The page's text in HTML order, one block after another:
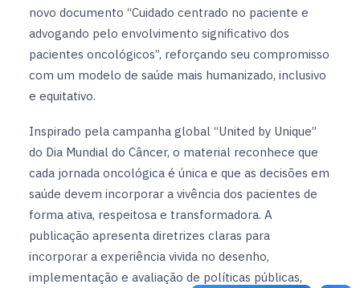
novo documento “Cuidado centrado no paciente e
advogando pelo envolvimento significativo dos
pacientes oncológicos”, reforçando seu compromisso
com um modelo de saúde mais humanizado, inclusivo
e equitativo.
Inspirado pela campanha global “United by Unique”
do Dia Mundial do Câncer, o material reconhece que
cada jornada oncológica é única e que as decisões em
saúde devem incorporar a vivência dos pacientes de
forma ativa, respeitosa e transformadora. A
publicação apresenta diretrizes claras para
incorporar a experiência vivida no desenho,
implementação e avaliação de políticas públicas,